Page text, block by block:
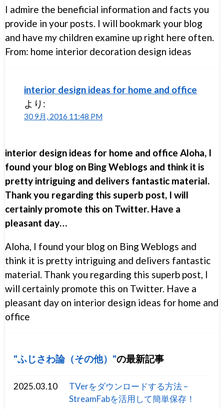
I admire the beneficial information and facts you
provide in your posts. I will bookmark your blog
and have my children examine up right here often.
From: home interior decoration design ideas
interior design ideas for home and office
より:
30 9月, 2016 11:48 PM
interior design ideas for home and office Aloha, I
found your blog on Bing Weblogs and think it is
pretty intriguing and delivers fantastic material.
Thank you regarding this superb post, I will
certainly promote this on Twitter. Have a
pleasant day…
Aloha, I found your blog on Bing Weblogs and
think it is pretty intriguing and delivers fantastic
material. Thank you regarding this superb post, I
will certainly promote this on Twitter. Have a
pleasant day on interior design ideas for home and
office
ふじさわ論（その他） の最新記事
2025.03.10
TVerをダウンロードする方法 –
StreamFabを活用して簡単保存！